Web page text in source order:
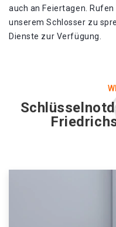
auch an Feiertagen.
unserem Schlosser zu
Dienste zur Verfügung.